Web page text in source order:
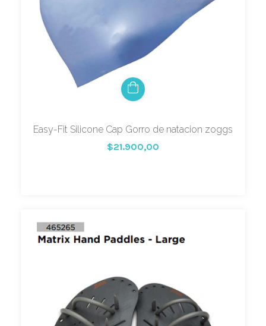
Easy-Fit Silicone Cap Gorro de natacion zoggs
$21.900,00